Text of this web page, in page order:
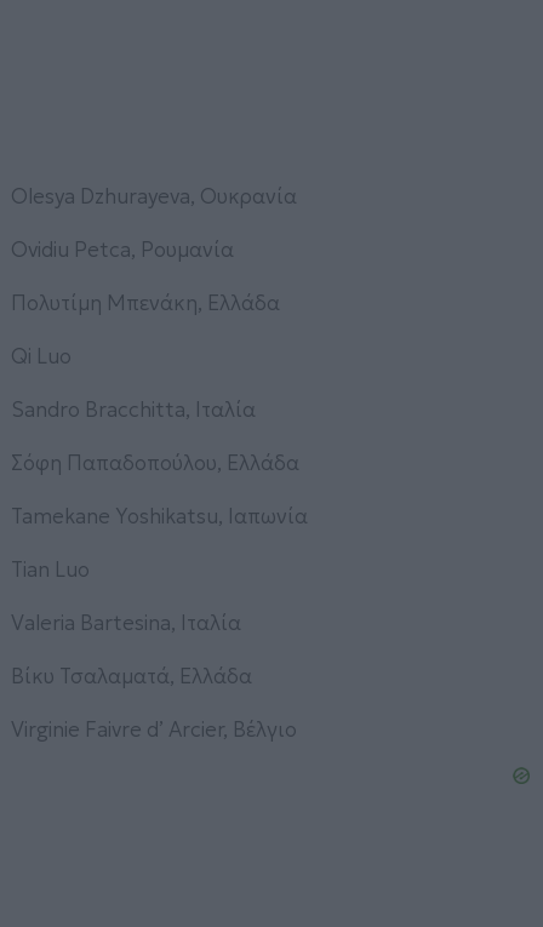
Olesya Dzhurayeva, Ουκρανία
Ovidiu Petca, Ρουμανία
Πολυτίμη Μπενάκη, Ελλάδα
Qi Luo
Sandro Bracchitta, Ιταλία
Σόφη Παπαδοπούλου, Ελλάδα
Tamekane Yoshikatsu, Ιαπωνία
Tian Luo
Valeria Bartesina, Ιταλία
Βίκυ Τσαλαματά, Ελλάδα
Virginie Faivre d’ Arcier, Βέλγιο